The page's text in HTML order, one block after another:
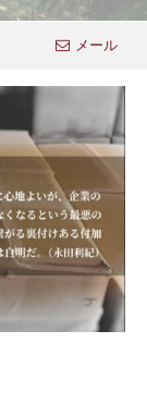
メール